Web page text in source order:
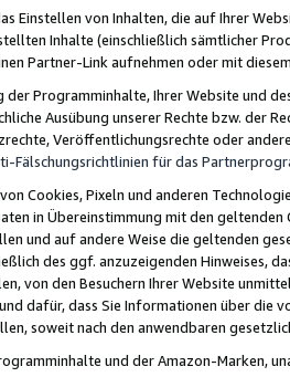
Einstellen von Inhalten, die auf Ihrer
Inhalte (einschließlich sämtlicher
Partner-Link aufnehmen oder mit
der Programminhalte, Ihrer Website und
Ausübung unserer Rechte bzw. der
Veröffentlichungsrechte oder
Fälschungsrichtlinien für das
Cookies, Pixeln und anderen
in Übereinstimmung mit den
und auf andere Weise die geltenden
des ggf. anzuzeigenden Hinweises,
von den Besuchern Ihrer Website
dafür, dass Sie Informationen über die
soweit nach den anwendbaren
und der Amazon-Marken,